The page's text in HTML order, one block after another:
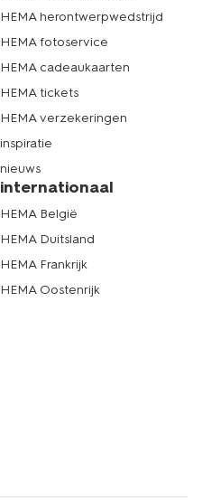
HEMA herontwerpwedstrijd
HEMA fotoservice
HEMA cadeaukaarten
HEMA tickets
HEMA verzekeringen
inspiratie
nieuws
internationaal
HEMA België
HEMA Duitsland
HEMA Frankrijk
HEMA Oostenrijk